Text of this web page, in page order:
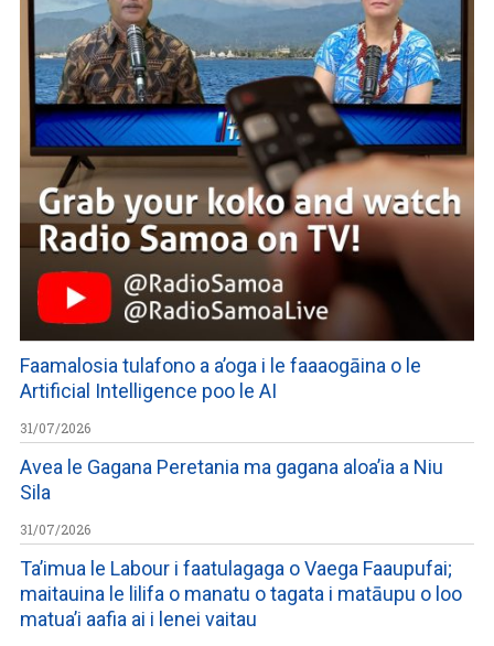
Faamalosia tulafono a a’oga i le faaaogāina o le
Artificial Intelligence poo le AI
31/07/2026
Avea le Gagana Peretania ma gagana aloa’ia a Niu
Sila
31/07/2026
Ta’imua le Labour i faatulagaga o Vaega Faaupufai;
maitauina le lilifa o manatu o tagata i matāupu o loo
matua’i aafia ai i lenei vaitau